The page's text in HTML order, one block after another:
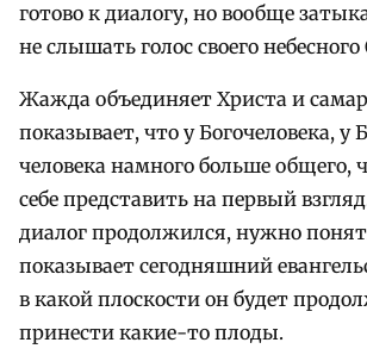
готово к диалогу, но вообще
не слышать голос своего
Жажда объединяет Христа и
показывает, что у Богочеловека, у
человека намного больше
себе представить на первый
диалог продолжился, нужно
показывает сегодняшний
в какой плоскости он будет
принести какие-то плоды.